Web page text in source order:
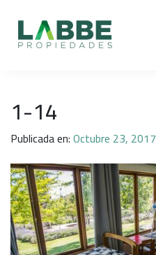
1-14
Publicada en:Octubre 23, 2017